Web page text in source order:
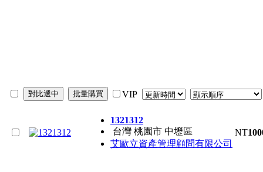
VIP
1321312
台灣 桃園市 中壢區
艾歐立資產管理顧問有限公司
NT